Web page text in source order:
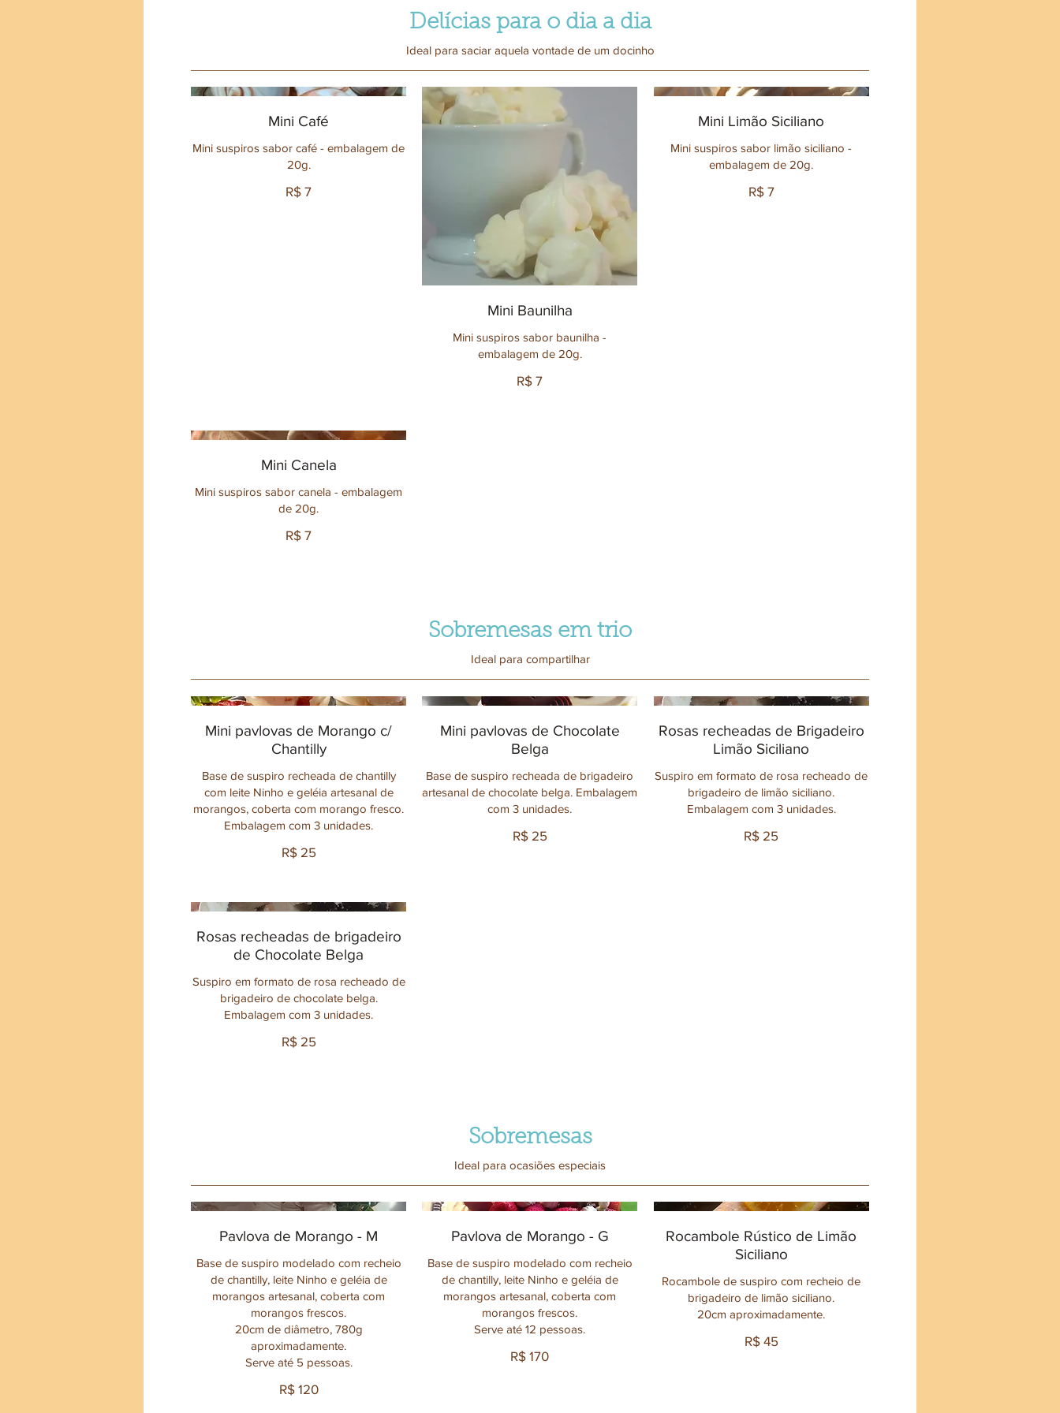
Delícias para o dia a dia
Ideal para saciar aquela vontade de um docinho
Mini Café
Mini suspiros sabor café - embalagem de
20g.
R$ 7
Mini Baunilha
Mini suspiros sabor baunilha -
embalagem de 20g.
R$ 7
Mini Limão Siciliano
Mini suspiros sabor limão siciliano -
embalagem de 20g.
R$ 7
Mini Canela
Mini suspiros sabor canela - embalagem
de 20g.
R$ 7
Sobremesas em trio
Ideal para compartilhar
Mini pavlovas de Morango c/
Chantilly
Base de suspiro recheada de chantilly
com leite Ninho e geléia artesanal de
morangos, coberta com morango fresco.
Embalagem com 3 unidades.
R$ 25
Mini pavlovas de Chocolate
Belga
Base de suspiro recheada de brigadeiro
artesanal de chocolate belga. Embalagem
com 3 unidades.
R$ 25
Rosas recheadas de Brigadeiro
Limão Siciliano
Suspiro em formato de rosa recheado de
brigadeiro de limão siciliano.
Embalagem com 3 unidades.
R$ 25
Rosas recheadas de brigadeiro
de Chocolate Belga
Suspiro em formato de rosa recheado de
brigadeiro de chocolate belga.
Embalagem com 3 unidades.
R$ 25
Sobremesas
Ideal para ocasiões especiais
Pavlova de Morango - M
Base de suspiro modelado com recheio
de chantilly, leite Ninho e geléia de
morangos artesanal, coberta com
morangos frescos.
20cm de diâmetro, 780g
aproximadamente.
Serve até 5 pessoas.
R$ 120
Pavlova de Morango - G
Base de suspiro modelado com recheio
de chantilly, leite Ninho e geléia de
morangos artesanal, coberta com
morangos frescos.
Serve até 12 pessoas.
R$ 170
Rocambole Rústico de Limão
Siciliano
Rocambole de suspiro com recheio de
brigadeiro de limão siciliano.
20cm aproximadamente.
R$ 45